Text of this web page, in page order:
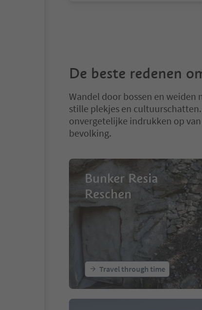
De beste redenen
Wandel door bossen en
stille plekjes en
onvergetelijke indrukken op
bevolking.
Bunker Resia
Reschen
Travel through time